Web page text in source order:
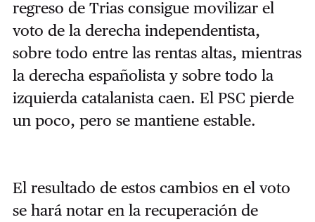
regreso de Trias consigue movilizar el
voto de la derecha independentista,
sobre todo entre las rentas altas, mientras
la derecha españolista y sobre todo la
izquierda catalanista caen. El PSC pierde
un poco, pero se mantiene estable.
El resultado de estos cambios en el voto
se hará notar en la recuperación de